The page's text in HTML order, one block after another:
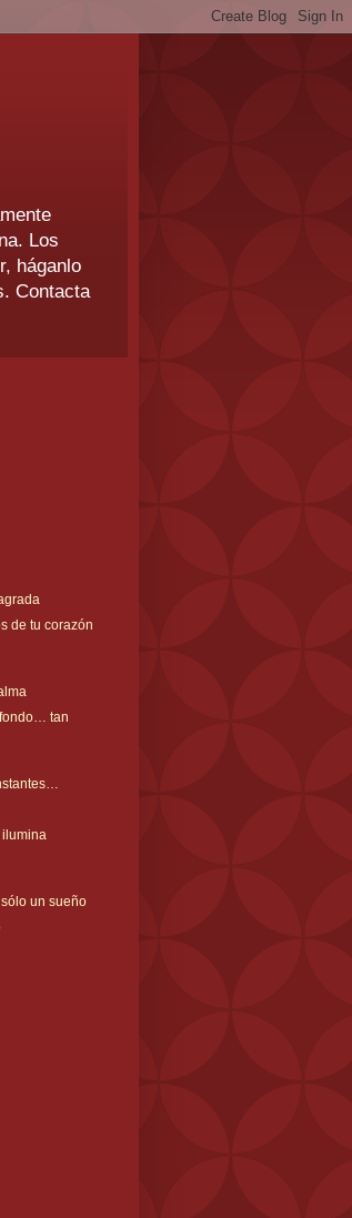
Los
háganlo
Contacta
de tu corazón
tan
ilumina
un sueño